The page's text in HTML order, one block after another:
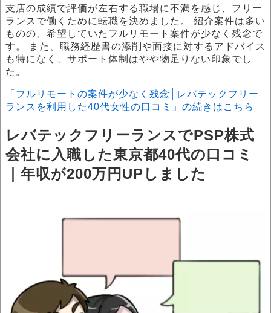
支店の成績で評価が左右する職場に不満を感じ、フリー
ランスで働くために転職を決めました。 紹介案件は多い
ものの、希望していたフルリモート案件が少なく残念で
す。 また、職務経歴書の添削や面接に対するアドバイス
も特になく、サポート体制はやや物足りない印象でし
た。
「フルリモートの案件が少なく残念│レバテックフリー
ランスを利用した40代女性の口コミ」の続きはこちら
レバテックフリーランスでPSP株式
会社に入職した東京都40代の口コミ
｜年収が200万円UPしました